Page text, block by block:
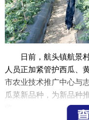
日前，航头镇航景
人员正加紧管护西瓜、
市农业技术推广中心与
瓜菜新品种，为新品种